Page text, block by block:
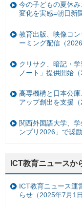
今の子どもの夏休
変化を実感=朝日新
教育出版、映像コ
ーミング配信（
クリサク、暗記・
ノート」提供開始（
高専機構と日本公
アップ創出を支援（
関西外国語大学、
ンプリ2026」で奨
ICT教育ニュースか
ICT教育ニュース運
らせ（2025年7月1日